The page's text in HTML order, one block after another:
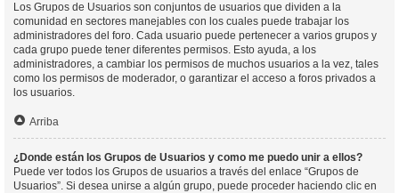
Los Grupos de Usuarios son conjuntos de usuarios que dividen a la
comunidad en sectores manejables con los cuales puede trabajar los
administradores del foro. Cada usuario puede pertenecer a varios grupos y
cada grupo puede tener diferentes permisos. Esto ayuda, a los
administradores, a cambiar los permisos de muchos usuarios a la vez, tales
como los permisos de moderador, o garantizar el acceso a foros privados a
los usuarios.
Arriba
¿Donde están los Grupos de Usuarios y como me puedo unir a ellos?
Puede ver todos los Grupos de usuarios a través del enlace “Grupos de
Usuarios”. Si desea unirse a algún grupo, puede proceder haciendo clic en